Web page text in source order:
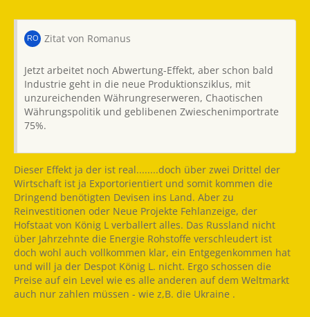
Zitat von Romanus
Jetzt arbeitet noch Abwertung-Effekt, aber schon bald
Industrie geht in die neue Produktionsziklus, mit
unzureichenden Währungreserweren, Chaotischen
Währungspolitik und geblibenen Zwieschenimportrate
75%.
Dieser Effekt ja der ist real........doch über zwei Drittel der
Wirtschaft ist ja Exportorientiert und somit kommen die
Dringend benötigten Devisen ins Land. Aber zu
Reinvestitionen oder Neue Projekte Fehlanzeige, der
Hofstaat von König L verballert alles. Das Russland nicht
über Jahrzehnte die Energie Rohstoffe verschleudert ist
doch wohl auch vollkommen klar, ein Entgegenkommen hat
und will ja der Despot König L. nicht. Ergo schossen die
Preise auf ein Level wie es alle anderen auf dem Weltmarkt
auch nur zahlen müssen - wie z,B. die Ukraine .